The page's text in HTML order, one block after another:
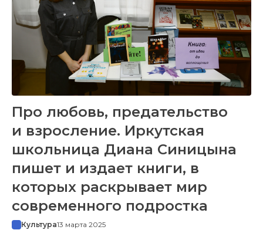
Про любовь, предательство
и взросление. Иркутская
школьница Диана Синицына
пишет и издает книги, в
которых раскрывает мир
современного подростка
Культура13 марта 2025